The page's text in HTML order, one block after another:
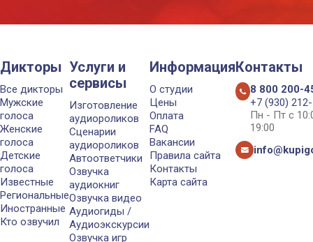
Дикторы
Все дикторы
Мужские
голоса
Женские
голоса
Детские
голоса
Известные
Региональные
Иностранные
Кто озвучил
Услуги и
сервисы
Изготовление
аудиороликов
Сценарии
аудиороликов
Автоответчики
Озвучка
аудиокниг
Озвучка видео
Аудиогиды /
Аудиоэкскурсии
Озвучка игр
Информация
О студии
Цены
Оплата
FAQ
Вакансии
Правила сайта
Контакты
Карта сайта
Контакты
8 800 200-
+7 (930)
Пн - Пт с
19:00